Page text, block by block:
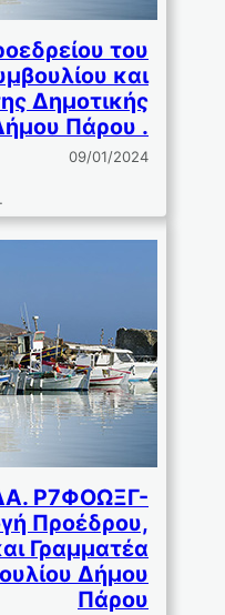
του
και
Δημοτικής
Πάρου .
09/01/2024
Ρ7ΦΟΩΞΓ-
Προέδρου,
Γραµµατέα
∆ήµου
Πάρου